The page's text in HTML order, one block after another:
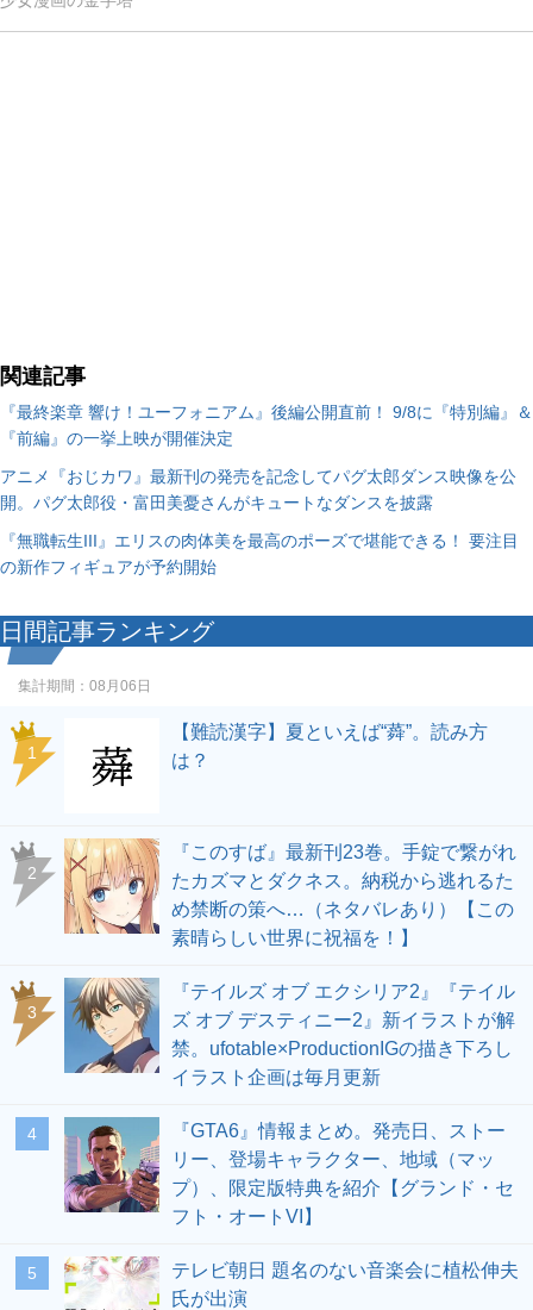
関連記事
『最終楽章 響け！ユーフォニアム』後編公開直前！ 9/8に『特別編』＆
『前編』の一挙上映が開催決定
アニメ『おじカワ』最新刊の発売を記念してパグ太郎ダンス映像を公
開。パグ太郎役・富田美憂さんがキュートなダンスを披露
『無職転生III』エリスの肉体美を最高のポーズで堪能できる！ 要注目
の新作フィギュアが予約開始
日間記事ランキング
集計期間： 08月06日
1
【難読漢字】夏といえば“蕣”。読み方
は？
2
『このすば』最新刊23巻。手錠で繋がれ
たカズマとダクネス。納税から逃れるた
め禁断の策へ…（ネタバレあり）【この
素晴らしい世界に祝福を！】
3
『テイルズ オブ エクシリア2』『テイル
ズ オブ デスティニー2』新イラストが解
禁。ufotable×ProductionIGの描き下ろし
イラスト企画は毎月更新
4
『GTA6』情報まとめ。発売日、ストー
リー、登場キャラクター、地域（マッ
プ）、限定版特典を紹介【グランド・セ
フト・オートVI】
5
テレビ朝日 題名のない音楽会に植松伸夫
氏が出演